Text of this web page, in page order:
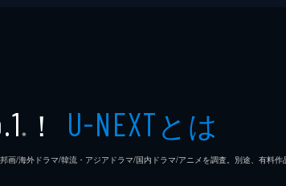
※ ！ U-NEXTとは
/海外ドラマ/韓流・アジアドラマ/国内ドラマ/アニメを調査。別途、有料作